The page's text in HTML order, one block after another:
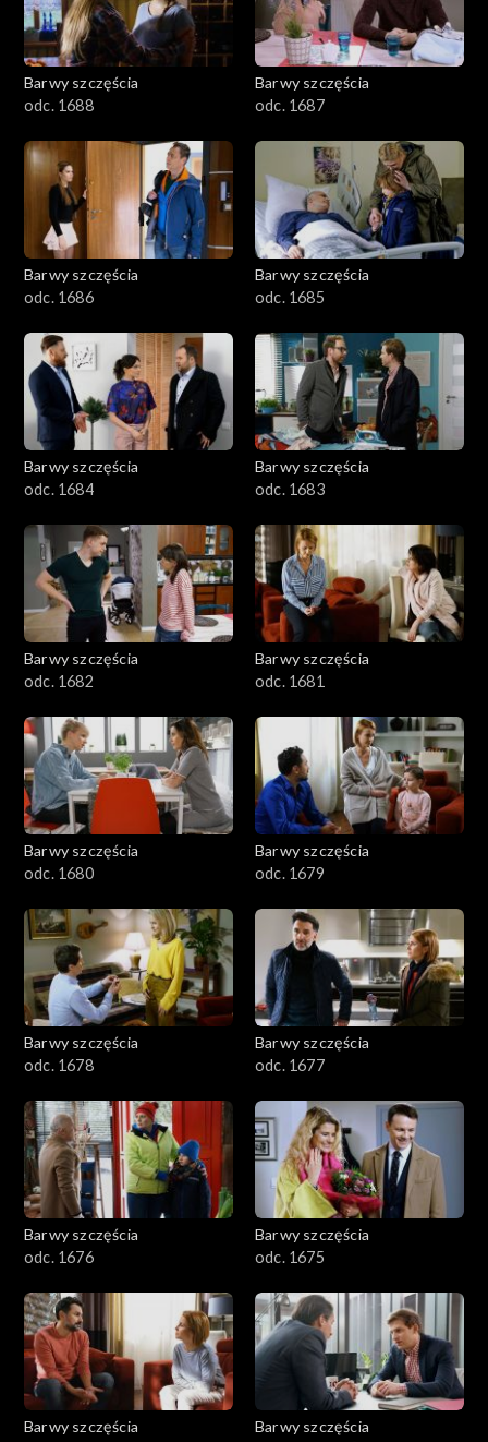
1001–1100
901–1000
801–900
782–800
Barwy szczęścia
odc. 1688
Barwy szczęścia
odc. 1687
Barwy szczęścia
odc. 1686
Barwy szczęścia
odc. 1685
Barwy szczęścia
odc. 1684
Barwy szczęścia
odc. 1683
Barwy szczęścia
odc. 1682
Barwy szczęścia
odc. 1681
Barwy szczęścia
odc. 1680
Barwy szczęścia
odc. 1679
Barwy szczęścia
odc. 1678
Barwy szczęścia
odc. 1677
Barwy szczęścia
odc. 1676
Barwy szczęścia
odc. 1675
Barwy szczęścia
Barwy szczęścia